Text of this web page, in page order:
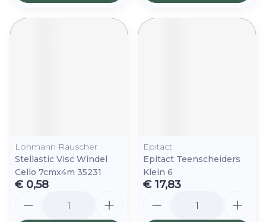
Lohmann Rauscher
Stellastic Visc Windel
Cello 7cmx4m 35231
€ 0,58
Epitact
Epitact Teenscheiders
Klein 6
€ 17,83